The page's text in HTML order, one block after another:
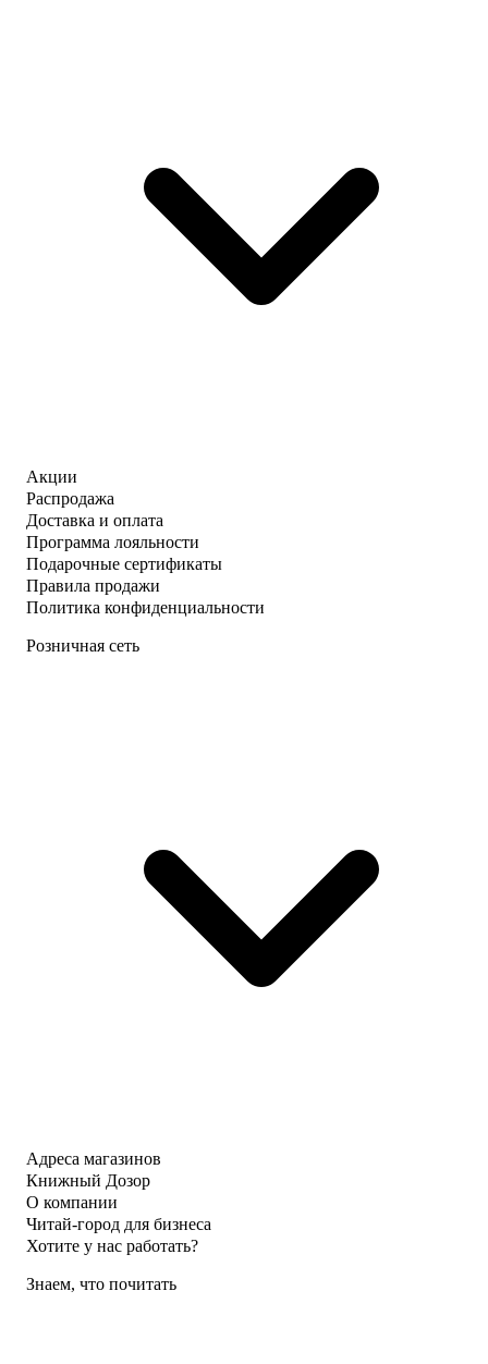
Акции
Распродажа
Доставка и оплата
Программа лояльности
Подарочные сертификаты
Правила продажи
Политика конфиденциальности
Розничная сеть
Адреса магазинов
Книжный Дозор
О компании
Читай-город для бизнеса
Хотите у нас работать?
Знаем, что почитать